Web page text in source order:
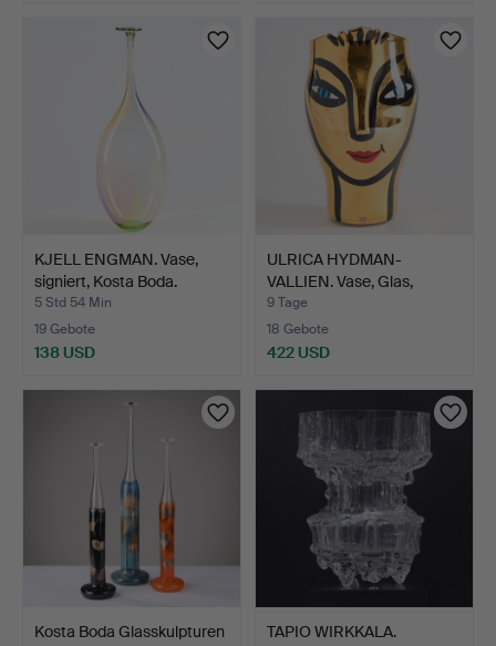
KJELL ENGMAN. Vase,
signiert, Kosta Boda.
5 Std 54 Min
19 Gebote
138 USD
ULRICA HYDMAN-
VALLIEN. Vase, Glas,
signier…
9 Tage
18 Gebote
422 USD
Kosta Boda Glasskulpturen
TAPIO WIRKKALA.